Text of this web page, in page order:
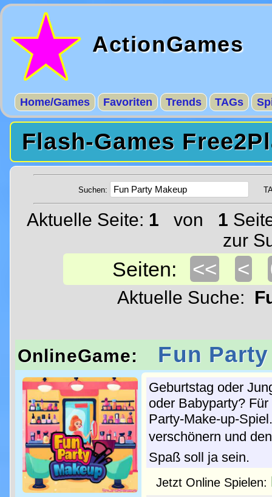
ActionGames
Home/Games Favoriten Trends TAGs
Flash-Games
Suchen:
Aktuelle Seite: 1 von 1
zur
Seiten: << <
Aktuelle Suche:
OnlineGame: Fun
Geburtstag oder
oder Babyparty?
Party-Make-up-
verschönern und
Spaß soll ja sein.
Jetzt Online Spielen: